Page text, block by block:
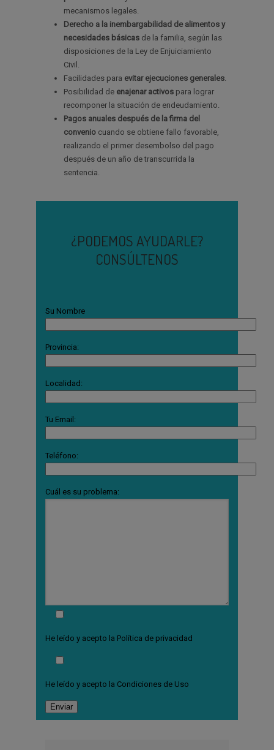
mecanismos legales.
Derecho a la inembargabilidad de alimentos y
necesidades básicas de la familia, según las
disposiciones de la Ley de Enjuiciamiento
Civil.
Facilidades para evitar ejecuciones generales.
Posibilidad de enajenar activos para lograr
recomponer la situación de endeudamiento.
Pagos anuales después de la firma del
convenio cuando se obtiene fallo favorable,
realizando el primer desembolso del pago
después de un año de transcurrida la
sentencia.
¿PODEMOS AYUDARLE?
CONSÚLTENOS
Su Nombre
Provincia:
Localidad:
Tu Email:
Teléfono:
Cuál es su problema:
He leído y acepto la Política de privacidad
He leído y acepto la Condiciones de Uso